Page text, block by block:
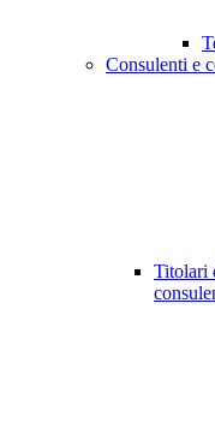
Consulenti e
Titolari